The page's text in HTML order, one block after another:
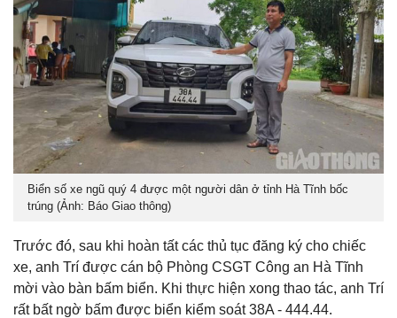
Biển số xe ngũ quý 4 được một người dân ở tỉnh Hà Tĩnh bốc
trúng (Ảnh: Báo Giao thông)
Trước đó, sau khi hoàn tất các thủ tục đăng ký cho chiếc
xe, anh Trí được cán bộ Phòng CSGT Công an Hà Tĩnh
mời vào bàn bấm biển. Khi thực hiện xong thao tác, anh Trí
rất bất ngờ bấm được biển kiểm soát 38A - 444.44.